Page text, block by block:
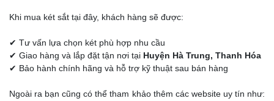
Khi mua két sắt tại đây, khách hàng sẽ được:
✔ Tư vấn lựa chọn két phù hợp nhu cầu
✔ Giao hàng và lắp đặt tận nơi tại Huyện Hà Trung, Thanh Hóa
✔ Bảo hành chính hãng và hỗ trợ kỹ thuật sau bán hàng
Ngoài ra bạn cũng có thể tham khảo thêm các website uy tín như: